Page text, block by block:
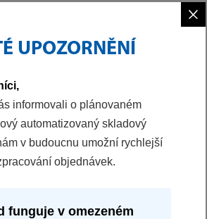
l
×
UPOZORNĚNÍ
informovali o plánovaném
automatizovaný skladový
v budoucnu umožní rychlejší
objednávek.
funguje v omezeném